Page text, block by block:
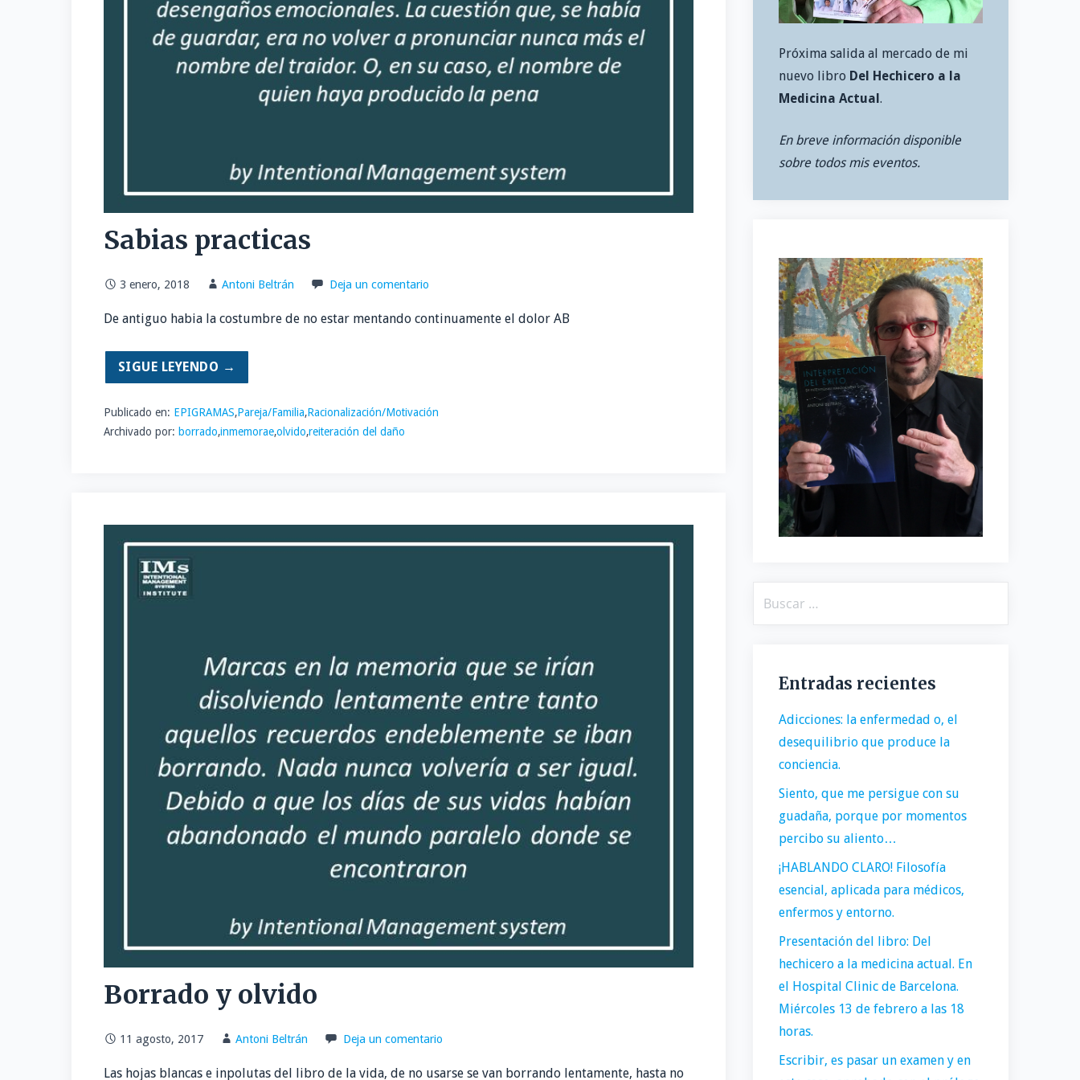
Sabias practicas
3 enero, 2018 Antoni Beltrán Deja un comentario
De antiguo habia la costumbre de no estar mentando continuamente el dolor AB
SIGUE LEYENDO →
Publicado en: EPIGRAMAS,Pareja/Familia,Racionalización/Motivación
Archivado por: borrado,inmemorae,olvido,reiteración del daño
Borrado y olvido
11 agosto, 2017 Antoni Beltrán Deja un comentario
Las hojas blancas e inpolutas del libro de la vida, de no usarse se van borrando lentamente, hasta no
Próxima salida al mercado de mi
nuevo libro Del Hechicero a la
Medicina Actual.
En breve información disponible
sobre todos mis eventos.
Entradas recientes
Adicciones: la enfermedad o, el
desequilibrio que produce la
conciencia.
Siento, que me persigue con su
guadaña, porque por momentos
percibo su aliento…
¡HABLANDO CLARO! Filosofía
esencial, aplicada para médicos,
enfermos y entorno.
Presentación del libro: Del
hechicero a la medicina actual. En
el Hospital Clinic de Barcelona.
Miércoles 13 de febrero a las 18
horas.
Escribir, es pasar un examen y en